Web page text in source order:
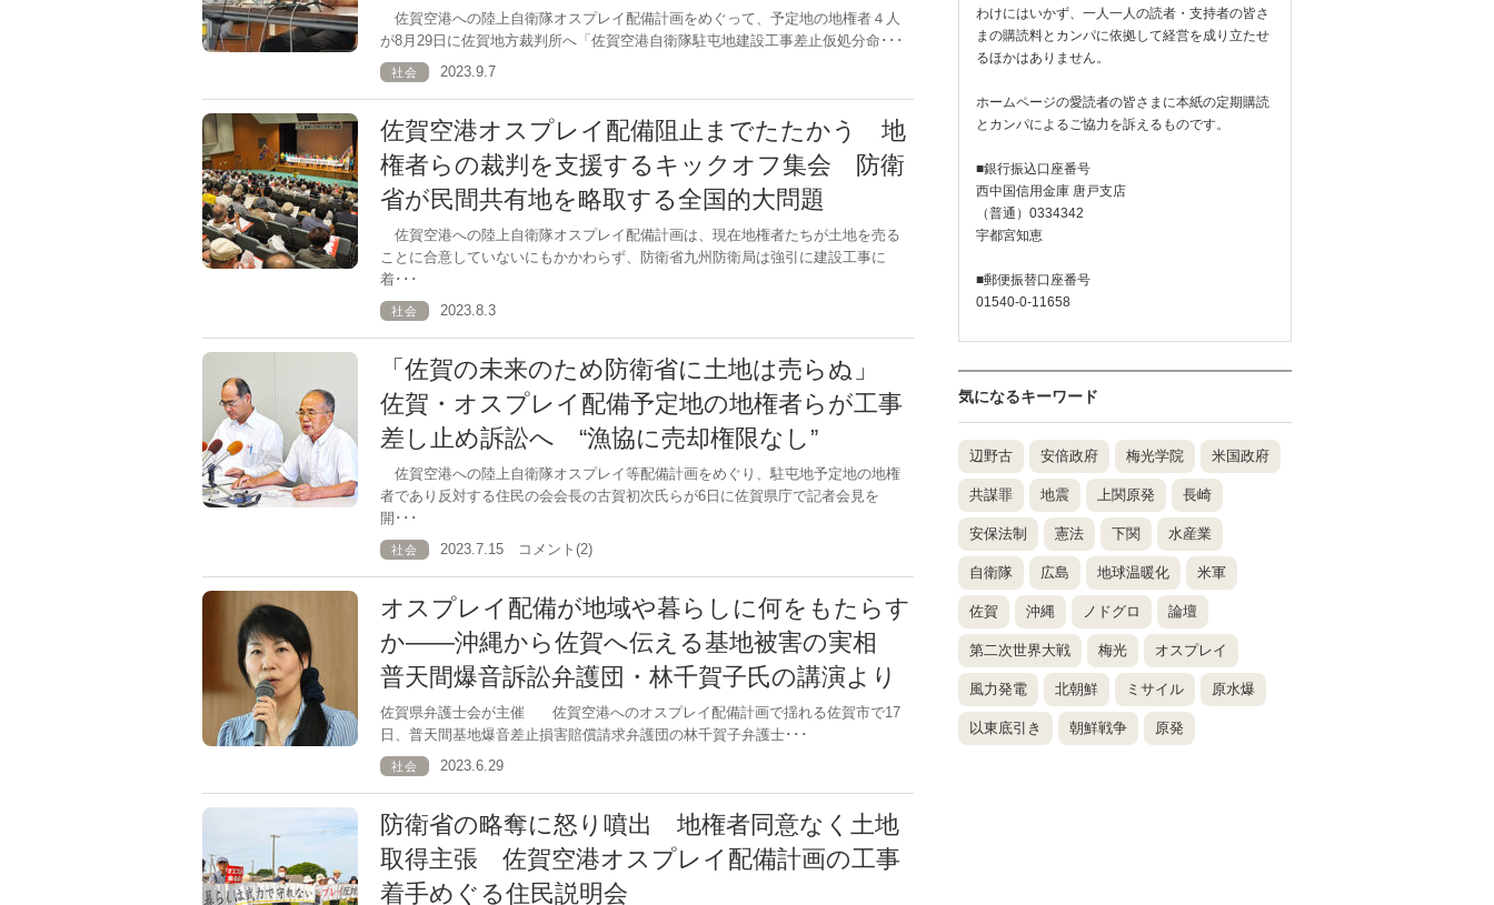
佐賀空港への陸上自衛隊オスプレイ配備計画をめぐって、予定地の地権者４人
が8月29日に佐賀地方裁判所へ「佐賀空港自衛隊駐屯地建設工事差止仮処分命･･･
社会 2023.9.7
佐賀空港オスプレイ配備阻止までたたかう 地
権者らの裁判を支援するキックオフ集会 防衛
省が民間共有地を略取する全国的大問題
佐賀空港への陸上自衛隊オスプレイ配備計画は、現在地権者たちが土地を売る
ことに合意していないにもかかわらず、防衛省九州防衛局は強引に建設工事に
着･･･
社会 2023.8.3
「佐賀の未来のため防衛省に土地は売らぬ」
佐賀・オスプレイ配備予定地の地権者らが工事
差し止め訴訟へ “漁協に売却権限なし”
佐賀空港への陸上自衛隊オスプレイ等配備計画をめぐり、駐屯地予定地の地権
者であり反対する住民の会会長の古賀初次氏らが6日に佐賀県庁で記者会見を
開･･･
社会 2023.7.15 コメント(2)
オスプレイ配備が地域や暮らしに何をもたらす
か――沖縄から佐賀へ伝える基地被害の実相
普天間爆音訴訟弁護団・林千賀子氏の講演より
佐賀県弁護士会が主催 佐賀空港へのオスプレイ配備計画で揺れる佐賀市で17
日、普天間基地爆音差止損害賠償請求弁護団の林千賀子弁護士･･･
社会 2023.6.29
防衛省の略奪に怒り噴出 地権者同意なく土地
取得主張 佐賀空港オスプレイ配備計画の工事
着手めぐる住民説明会
わけにはいかず、一人一人の読者・支持者の皆さ
まの購読料とカンパに依拠して経営を成り立たせ
るほかはありません。
ホームページの愛読者の皆さまに本紙の定期購読
とカンパによるご協力を訴えるものです。
■銀行振込口座番号
西中国信用金庫 唐戸支店
（普通）0334342
宇都宮知恵
■郵便振替口座番号
01540-0-11658
気になるキーワード
辺野古 安倍政府 梅光学院 米国政府
共謀罪 地震 上関原発 長崎
安保法制 憲法 下関 水産業
自衛隊 広島 地球温暖化 米軍
佐賀 沖縄 ノドグロ 論壇
第二次世界大戦 梅光 オスプレイ
風力発電 北朝鮮 ミサイル 原水爆
以東底引き 朝鮮戦争 原発